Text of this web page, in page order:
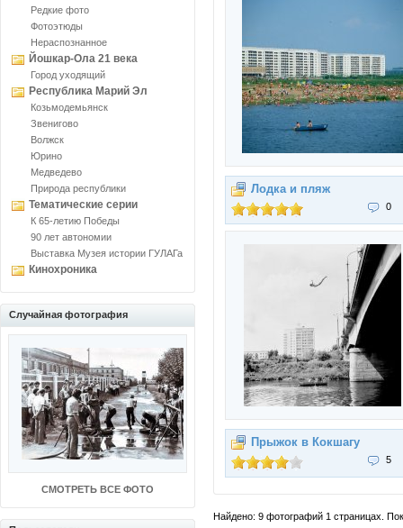
Редкие фото
Фотоэтюды
Нераспознанное
Йошкар-Ола 21 века
Город уходящий
Республика Марий Эл
Козьмодемьянск
Звенигово
Волжск
Юрино
Медведево
Природа республики
Тематические серии
К 65-летию Победы
90 лет автономии
Выставка Музея истории ГУЛАГа
Кинохроника
Случайная фотография
СМОТРЕТЬ ВСЕ ФОТО
Лодка и пляж
0
Прыжок в Кокшагу
5
Найдено: 9 фотографий 1 страницах.